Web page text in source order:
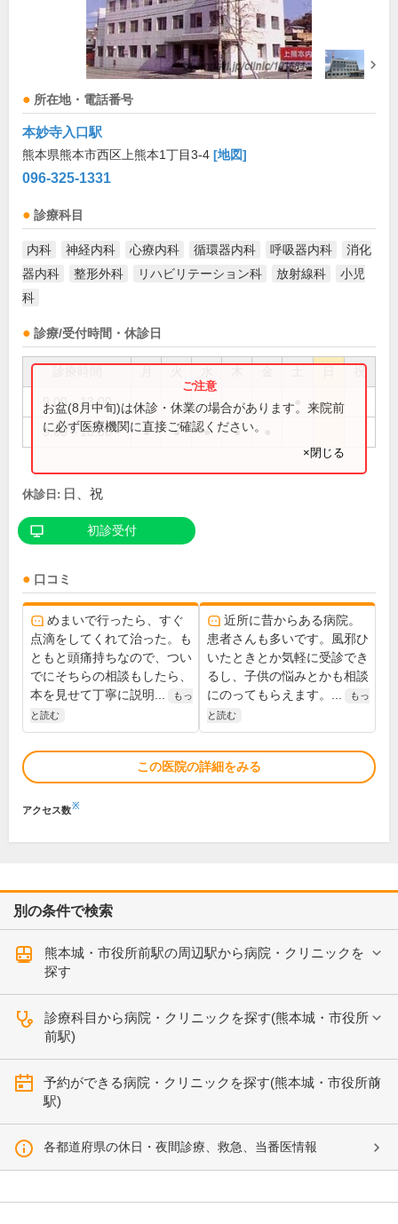
所在地・電話番号
本妙寺入口駅
熊本県熊本市西区上熊本1丁目3-4 [地図]
096-325-1331
診療科目
内科 神経内科 心療内科 循環器内科 呼吸器内科
消化
器内科
整形外科 リハビリテーション科 放射線科
小児
科
診療/受付時間・休診日
祝
9:00～13:00
9:00～18:00 ● ● ● ●
お盆(8月中旬)は休診・休業の場合があります。来院前
に必ず医療機関に直接ご確認ください。
×閉じる
休診日: 日、祝
初診受付
口コミ
めまいで行ったら、すぐ
点滴をしてくれて治った。も
ともと頭痛持ちなので、つい
でにそちらの相談もしたら、
本を見せて丁寧に説明...
もっ
と読む
近所に昔からある病院。
患者さんも多いです。風邪ひ
いたときとか気軽に受診でき
るし、子供の悩みとかも相談
にのってもらえます。...
もっ
と読む
この医院の詳細をみる
アクセス数※
別の条件で検索
熊本城・市役所前駅の周辺駅から病院・クリニックを
探す
診療科目から病院・クリニックを探す(熊本城・市役所
前駅)
予約ができる病院・クリニックを探す(熊本城・市役所前
駅)
各都道府県の休日・夜間診療、救急、当番医情報